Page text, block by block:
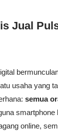
Jual
usaha yang
semua
smartphone
online,